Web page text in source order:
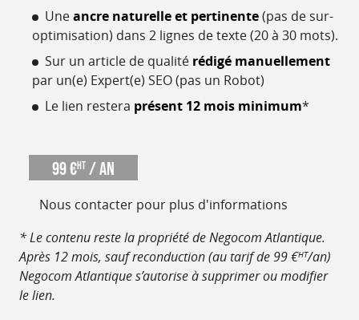
Uneancre naturelle et pertinente(pas de sur-
optimisation) dans 2 lignes de texte (20 à 30 mots).
Sur un article de qualité rédigé manuellement
par un(e) Expert(e) SEO (pas un Robot)
Le lien restera présent 12 mois minimum*
99 €HT / an
Nous contacter pour plus d'informations
* Le contenu reste la propriété de Negocom Atlantique.
Après 12 mois, sauf reconduction (au tarif de 99 €HT/an)
Negocom Atlantique s’autorise à supprimer ou modifier
le lien.